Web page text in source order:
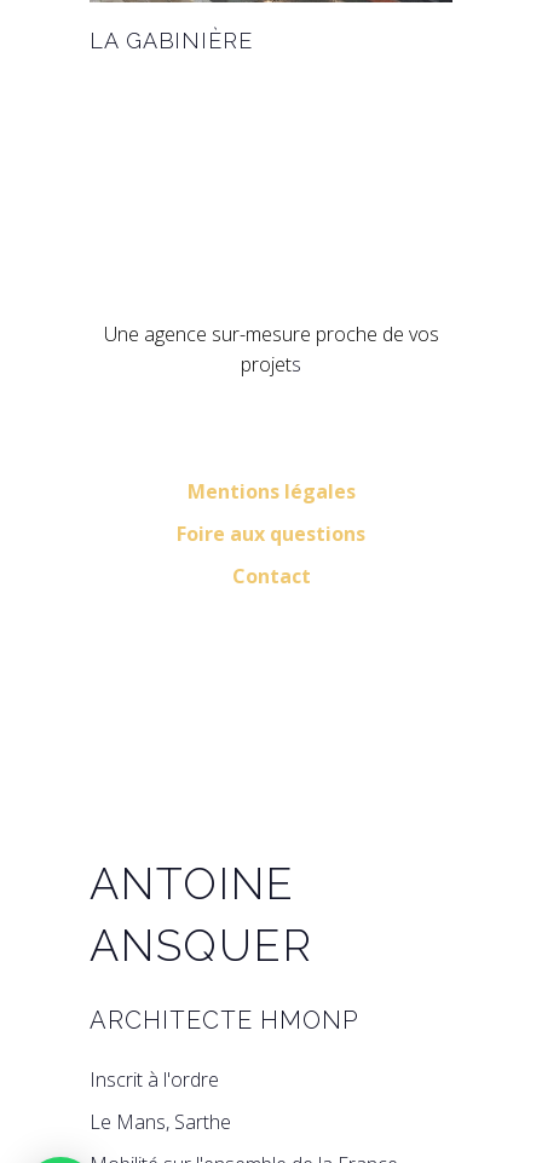
LA GABINIÈRE
Une agence sur-mesure proche de vos
projets
Mentions légales
Foire aux questions
Contact
ANTOINE
ANSQUER
ARCHITECTE HMONP
Inscrit à l'ordre
Le Mans, Sarthe